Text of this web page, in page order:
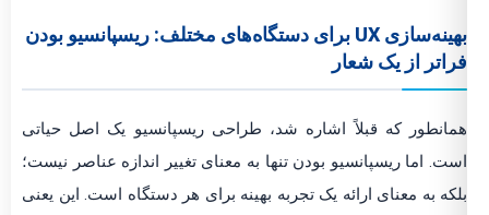
بهینه‌سازی UX برای دستگاه‌های مختلف: ریسپانسیو بودن
فراتر از یک شعار
همانطور که قبلاً اشاره شد، طراحی ریسپانسیو یک اصل حیاتی
است. اما ریسپانسیو بودن تنها به معنای تغییر اندازه عناصر نیست؛
بلکه به معنای ارائه یک تجربه بهینه برای هر دستگاه است. این یعنی